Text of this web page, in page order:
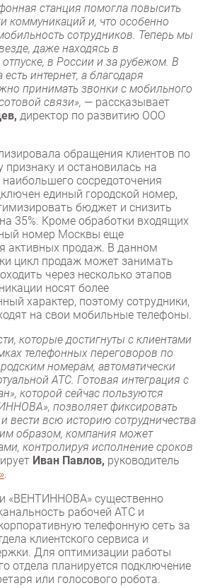
станция помогла повысить
коммуникаций и, что особенно
сотрудников. Теперь мы
даже находясь в
в России и за рубежом. В
интернет, а благодаря
принимать звонки с мобильного
связи», — рассказывает
директор по развитию ООО
обращения клиентов по
признаку и остановилась на
сосредоточения
единый городской номер,
бюджет и снизить
35%. Кроме обработки входящих
номер Москвы еще
активных продаж. В данном
цикл продаж может занимать
через несколько этапов
носят более
характер, поэтому сотрудники,
на свои мобильные телефоны.
которые достигнуты с клиентами
телефонных переговоров по
номерам, автоматически
АТС. Готовая интеграция с
которой сейчас пользуются
позволяет фиксировать
вести всю историю сотрудничества
образом, компания может
контролируя исполнение сроков
Иван Павлов, руководитель
.
«ВЕНТИННОВА» существенно
рабочей АТС и
телефонную сеть за
клиентского сервиса и
Для оптимизации работы
отдела планируется подключение
или голосового робота.